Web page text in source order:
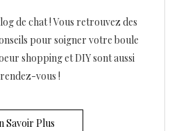
de chat ! Vous retrouvez des
pour soigner votre boule
shopping et DIY sont aussi
vous !
Savoir Plus